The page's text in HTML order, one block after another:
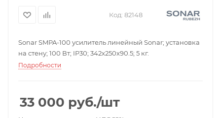
Код: 82148
Sonar SMPA-100 усилитель линейный Sonar; установка
на стену; 100 Вт; IP30; 342x250x90.5; 5 кг.
Подробности
33 000 руб./шт